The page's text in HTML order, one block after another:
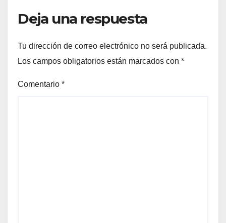
Deja una respuesta
Tu dirección de correo electrónico no será publicada.
Los campos obligatorios están marcados con *
Comentario *